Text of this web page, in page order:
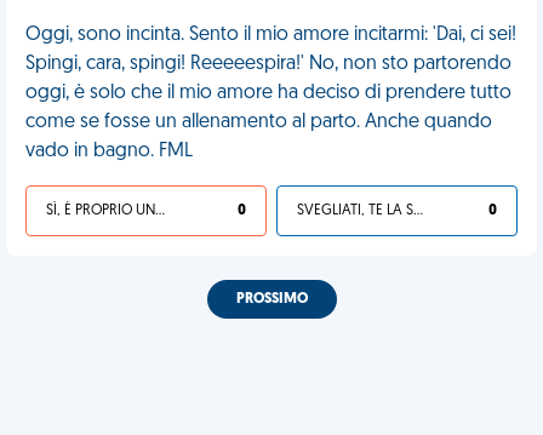
Oggi, sono incinta. Sento il mio amore incitarmi: 'Dai, ci sei!
Spingi, cara, spingi! Reeeeespira!' No, non sto partorendo
oggi, è solo che il mio amore ha deciso di prendere tutto
come se fosse un allenamento al parto. Anche quando
vado in bagno. FML
SÌ, È PROPRIO UNA VDM! 0 SVEGLIATI, TE LA SEI CERCATA! 0
PROSSIMO